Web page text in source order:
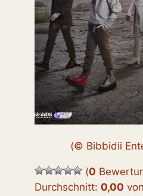
(© Bibbidii
(0
Durchschnitt:0,00